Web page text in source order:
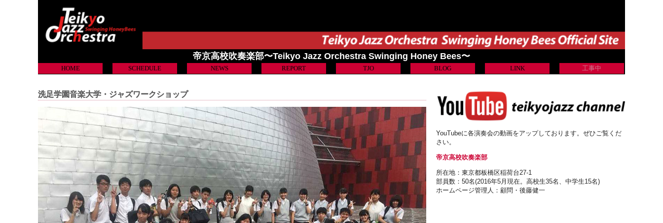
帝京高校吹奏楽部〜Teikyo Jazz Orchestra Swinging Honey Bees〜
HOME SCHEDULE NEWS REPORT TJO BLOG LINK 工事中
洗足学園音楽大学・ジャズワークショップ
YouTubeに各演奏会の動画をアップしております。ぜひご覧くだ
さい。
帝京高校吹奏楽部
所在地：東京都板橋区稲荷台27-1
部員数：50名(2016年5月現在。高校生35名、中学生15名)
ホームページ管理人：顧問・後藤健一